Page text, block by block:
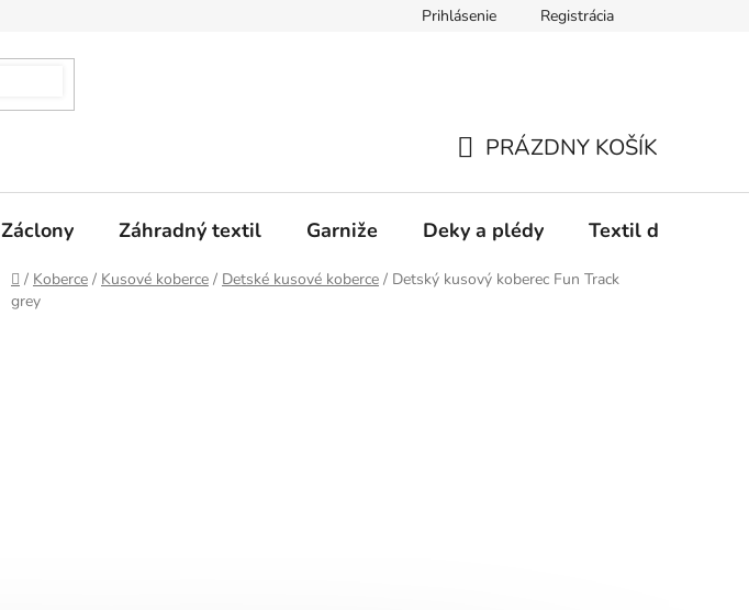
Prihlásenie Registrácia
KOŠÍK
PRÁZDNY KOŠÍK
Záclony Záhradný textil Garniže Deky a plédy Textil do spálne
Domov
/ Koberce / Kusové koberce / Detské kusové koberce / Detský kusový koberec Fun Track
grey